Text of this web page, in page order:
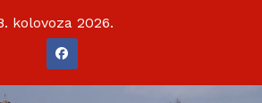
kolovoza 2026.